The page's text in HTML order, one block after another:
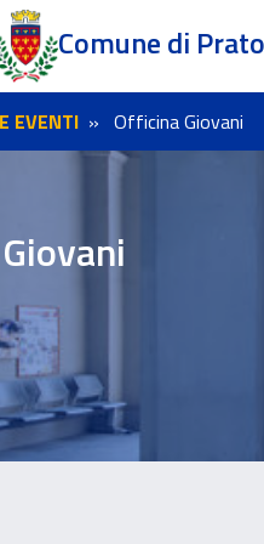
Comune di
EVENTI Officina Giovani